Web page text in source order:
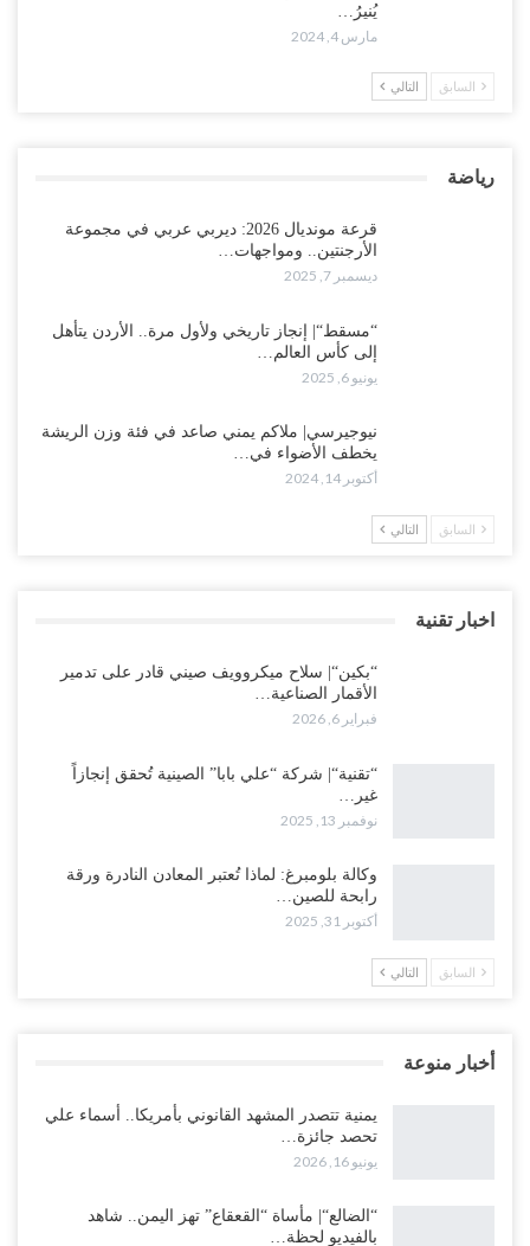
يُنيرُ…
مارس 4, 2024
السابق التالي
رياضة
قرعة مونديال 2026: ديربي عربي في مجموعة
الأرجنتين.. ومواجهات…
ديسمبر 7, 2025
“مسقط“| إنجاز تاريخي ولأول مرة.. الأردن يتأهل
إلى كأس العالم…
يونيو 6, 2025
نيوجيرسي| ملاكم يمني صاعد في فئة وزن الريشة
يخطف الأضواء في…
أكتوبر 14, 2024
السابق التالي
اخبار تقنية
“بكين“| سلاح ميكروويف صيني قادر على تدمير
الأقمار الصناعية…
فبراير 6, 2026
“تقنية“| شركة “علي بابا” الصينية تُحقق إنجازاً
غير…
نوفمبر 13, 2025
وكالة بلومبرغ: لماذا تُعتبر المعادن النادرة ورقة
رابحة للصين…
أكتوبر 31, 2025
السابق التالي
أخبار منوعة
يمنية تتصدر المشهد القانوني بأمريكا.. أسماء علي
تحصد جائزة…
يونيو 16, 2026
“الضالع“| مأساة “القعقاع” تهز اليمن.. شاهد
بالفيديو لحظة…